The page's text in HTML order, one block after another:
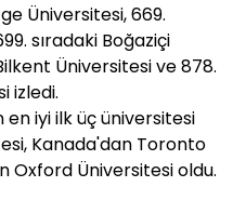
Üniversitesi, 669.
sıradaki Boğaziçi
Üniversitesi ve 878.
izledi.
en iyi ilk üç üniversitesi
Kanada'dan Toronto
Oxford Üniversitesi oldu.